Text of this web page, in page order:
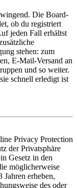
Die Board-
ob du registriert
jeden Fall erhältst
stehen: zum
E-Mail-Versand an
und so weiter.
schnell erledigt ist
Privacy Protection
der Privatsphäre
Gesetz in den
möglicherweise
erheben,
des oder